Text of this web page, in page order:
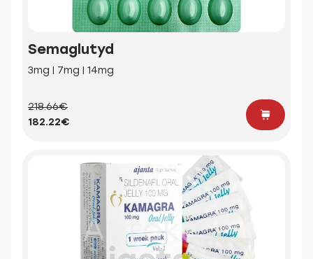
Semaglutyd
3mg | 7mg | 14mg
218.66€
182.22€